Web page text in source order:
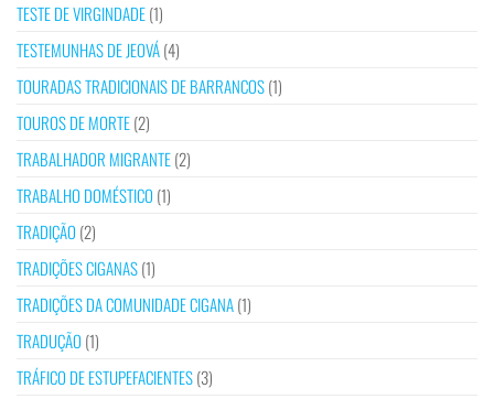
TESTE DE VIRGINDADE(1)
TESTEMUNHAS DE JEOVÁ(4)
TOURADAS TRADICIONAIS DE BARRANCOS(1)
TOUROS DE MORTE(2)
TRABALHADOR MIGRANTE(2)
TRABALHO DOMÉSTICO (1)
TRADIÇÃO (2)
TRADIÇÕES CIGANAS(1)
TRADIÇÕES DA COMUNIDADE CIGANA(1)
TRADUÇÃO (1)
TRÁFICO DE ESTUPEFACIENTES(3)